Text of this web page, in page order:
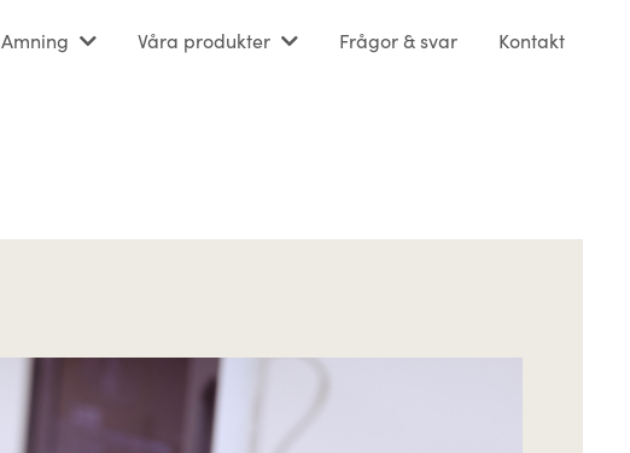
Amning Våra produkter Frågor & svar Kontakt